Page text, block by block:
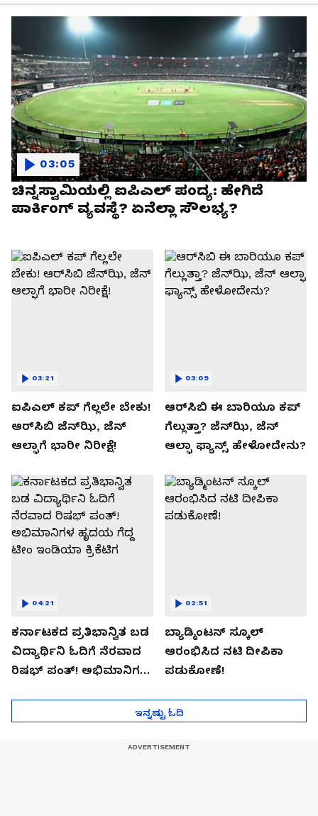
ಚಿನ್ನಸ್ವಾಮಿಯಲ್ಲಿ ಐಪಿಎಲ್‌ ಪಂದ್ಯ: ಹೇಗಿದೆ
ಪಾರ್ಕಿಂಗ್ ವ್ಯವಸ್ಥೆ? ಏನೆಲ್ಲಾ ಸೌಲಭ್ಯ?
03:05
ಐಪಿಎಲ್ ಕಪ್‌ ಗೆಲ್ಲಲೇ ಬೇಕು!
ಆರ್‌ಸಿಬಿ ಜೆನ್‌ಝಿ, ಜೆನ್‌
ಆಲ್ಫಾಗೆ ಭಾರೀ ನಿರೀಕ್ಷೆ!
03:21
ಆರ್‌ಸಿಬಿ ಈ ಬಾರಿಯೂ ಕಪ್‌
ಗೆಲ್ಲುತ್ತಾ? ಜೆನ್‌ಝಿ, ಜೆನ್‌
ಆಲ್ಫಾ ಫ್ಯಾನ್ಸ್ ಹೇಳೋದೇನು?
03:09
ಕರ್ನಾಟಕದ ಪ್ರತಿಭಾನ್ವಿತ ಬಡ
ವಿದ್ಯಾರ್ಥಿನಿ ಓದಿಗೆ ನೆರವಾದ
ರಿಷಭ್ ಪಂತ್! ಅಭಿಮಾನಿಗಳ
04:21
ಬ್ಯಾಡ್ಮಿಂಟನ್ ಸ್ಕೂಲ್​
ಆರಂಭಿಸಿದ ನಟಿ ದೀಪಿಕಾ
ಪಡುಕೋಣೆ!
02:51
ಇನ್ನಷ್ಟು ಓದಿ